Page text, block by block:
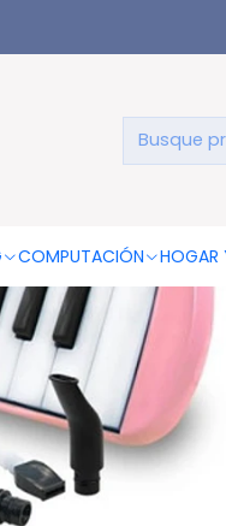
COMPUTACIÓN HOGAR
32 Notas Fussen